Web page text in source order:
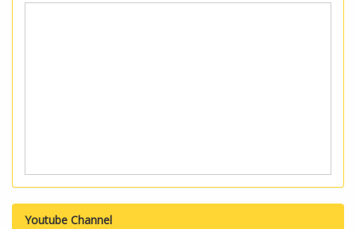
Youtube Channel